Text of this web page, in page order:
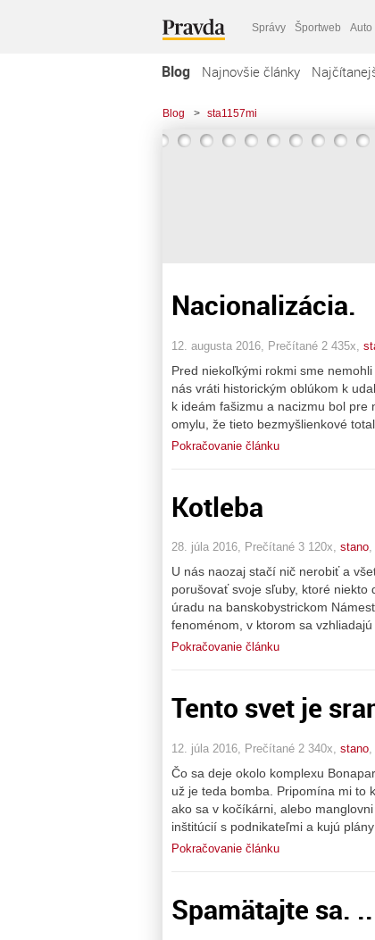
Správy Športweb Auto
Blog Najnovšie články
Blog > sta1157mi
Nacionalizácia.
12. augusta 2016, Prečítané 2 435x,
Pred niekoľkými rokmi sme
nás vráti historickým oblúkom k
k ideám fašizmu a nacizmu bol pre
omylu, že tieto bezmyšlienkové
Pokračovanie článku
Kotleba
28. júla 2016, Prečítané 3 120x, stano,
U nás naozaj stačí nič nerobiť a
porušovať svoje sľuby, ktoré niekto
úradu na banskobystrickom
fenoménom, v ktorom sa
Pokračovanie článku
Tento svet je
12. júla 2016, Prečítané 2 340x, stano
Čo sa deje okolo komplexu
už je teda bomba. Pripomína mi to
ako sa v kočíkárni, alebo
inštitúcií s podnikateľmi a kujú
Pokračovanie článku
Spamätajte sa. ..